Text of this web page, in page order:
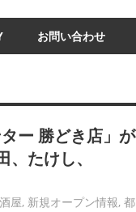
お問い合わせ
ー 勝どき店」が
たけし、
屋, 新規オープン情報, 都